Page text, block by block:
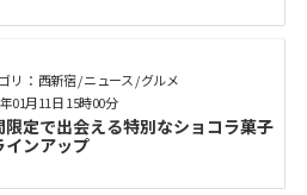
リ： 西新宿 / ニュース / グルメ
限定で出会える特別なショコラ菓子
インアップ
01月11日 15時00分